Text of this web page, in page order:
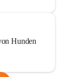
Hunden